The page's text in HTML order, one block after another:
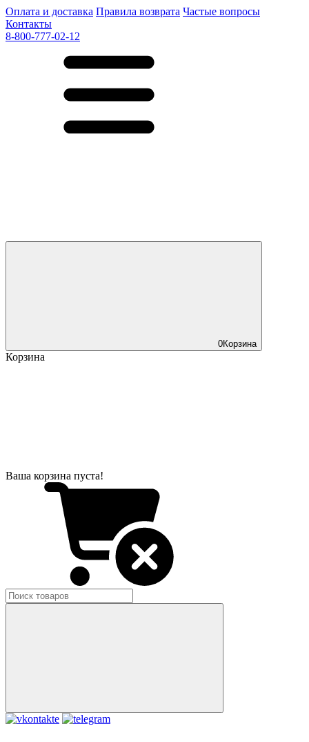
Оплата и доставка Правила возврата Частые вопросы
Контакты
8-800-777-02-12
0Корзина
Корзина
Ваша корзина пуста!